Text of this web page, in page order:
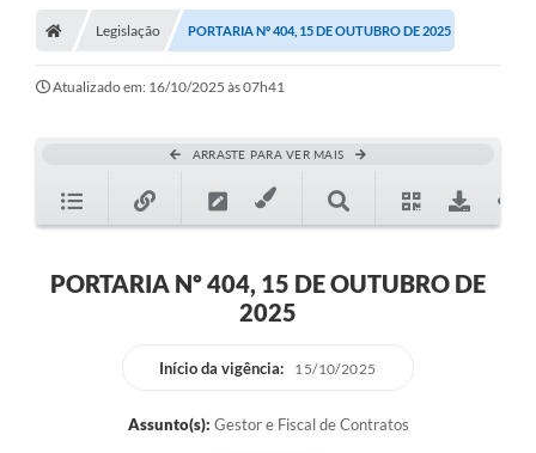
Legislação PORTARIA Nº 404, 15 DE OUTUBRO DE 2025
Atualizado em: 16/10/2025 às 07h41
ARRASTE PARA VER MAIS
PORTARIA Nº 404, 15 DE OUTUBRO DE
2025
Início da vigência: 15/10/2025
Assunto(s): Gestor e Fiscal de Contratos